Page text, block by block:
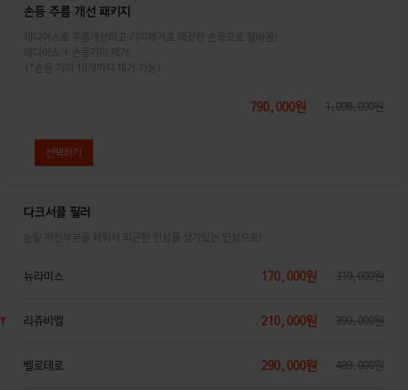
손등 주름 개선 패키지
레디어스로 주름개선하고 기미제거로 깨끗한 손등으로 탈바꿈!
레디어스 + 손등기미 제거
(*손등 기미 10개까지 제거 가능)
790,000원 1,098,000원
다크서클 필러
눈밑 꺼진부분을 채워서 피곤한 인상을 생기있는 인상으로!
뉴라미스 170,000원 319,000원
리쥬비엘 210,000원 399,000원
벨로테로 290,000원 489,000원